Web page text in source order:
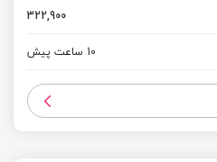
322,900
10 ساعت پیش